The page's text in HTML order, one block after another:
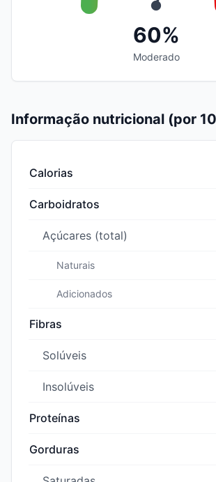
60%
Moderado
Informação nutricional (por
Calorias
Carboidratos
Açúcares (total)
Naturais
Adicionados
Fibras
Solúveis
Insolúveis
Proteínas
Gorduras